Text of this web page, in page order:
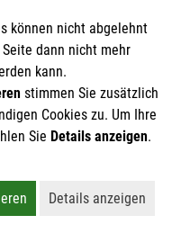
am
können nicht abgelehnt
dann nicht mehr
kann.
stimmen Sie zusätzlich
Cookies zu. Um Ihre
Sie Details anzeigen.
Cookies ab
alle Cookies
Details anzeigen